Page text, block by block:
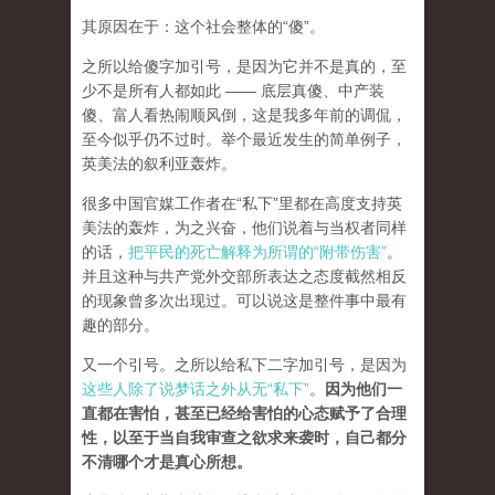
其原因在于：这个社会整体的“傻”。
之所以给傻字加引号，是因为它并不是真的，至
少不是所有人都如此 —— 底层真傻、中产装
傻、富人看热闹顺风倒，这是我多年前的调侃，
至今似乎仍不过时。举个最近发生的简单例子，
英美法的叙利亚轰炸。
很多中国官媒工作者在“私下”里都在高度支持英
美法的轰炸，为之兴奋，他们说着与当权者同样
的话， 把平民的死亡解释为所谓的“附带伤害”。
并且这种与共产党外交部所表达之态度截然相反
的现象曾多次出现过。可以说这是整件事中最有
趣的部分。
又一个引号。之所以给私下二字加引号，是因为
这些人除了说梦话之外从无“私下”。
因为他们一
直都在害怕，甚至已经给害怕的心态赋予了合理
性，以至于当自我审查之欲求来袭时，自己都分
不清哪个才是真心所想。